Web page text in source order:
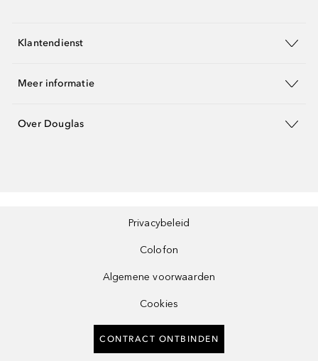
Klantendienst
Meer informatie
Over Douglas
Privacybeleid
Colofon
Algemene voorwaarden
Cookies
CONTRACT ONTBINDEN